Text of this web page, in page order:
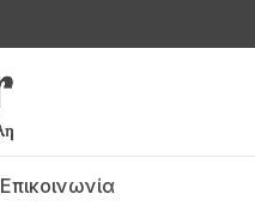
Επικοινωνία